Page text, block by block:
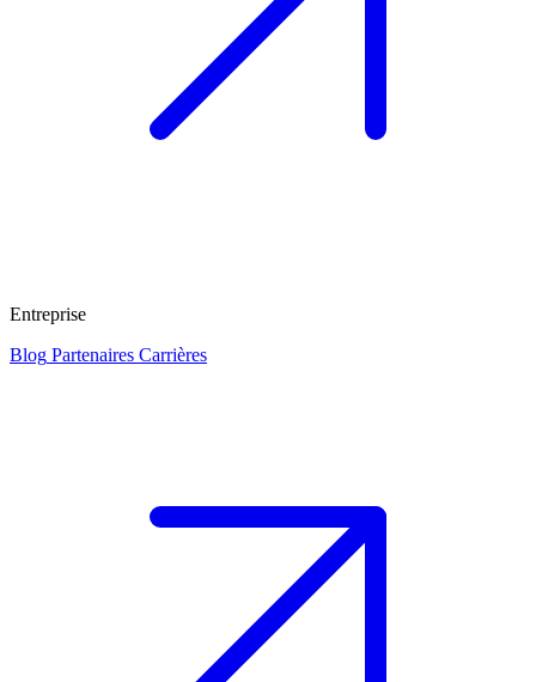
Entreprise
Blog Partenaires Carrières